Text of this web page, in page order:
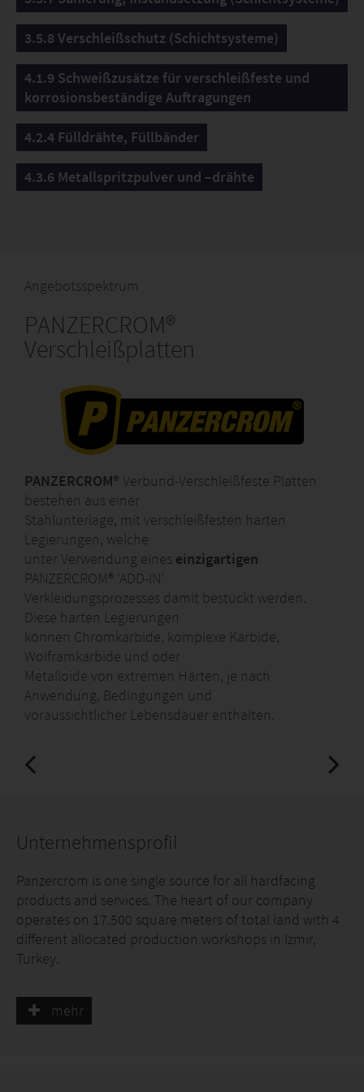
3.5.8 Verschleißschutz (Schichtsysteme)
4.1.9 Schweißzusätze für verschleißfeste und
korrosionsbeständige Auftragungen
4.2.4 Fülldrähte, Füllbänder
4.3.6 Metallspritzpulver und –drähte
Angebotsspektrum
PANZERCROM®
Verschleißplatten
PANZERCROM® Verbund-Verschleißfeste Platten
bestehen aus einer
Stahlunterlage, mit verschleißfesten harten
Legierungen, welche
unter Verwendung eines einzigartigen
PANZERCROM® ‘ADD-IN’
Verkleidungsprozesses damit bestückt werden.
Diese harten Legierungen
können Chromkarbide, komplexe Karbide,
Wolframkarbide und oder
Metalloide von extremen Härten, je nach
Anwendung, Bedingungen und
voraussichtlicher Lebensdauer enthalten.
Unternehmensprofil
Panzercrom is one single source for all hardfacing
products and services. The heart of our company
operates on 17.500 square meters of total land with 4
different allocated production workshops in Izmir,
Turkey.
Panzercrom proved itself in heavy industry
mehr